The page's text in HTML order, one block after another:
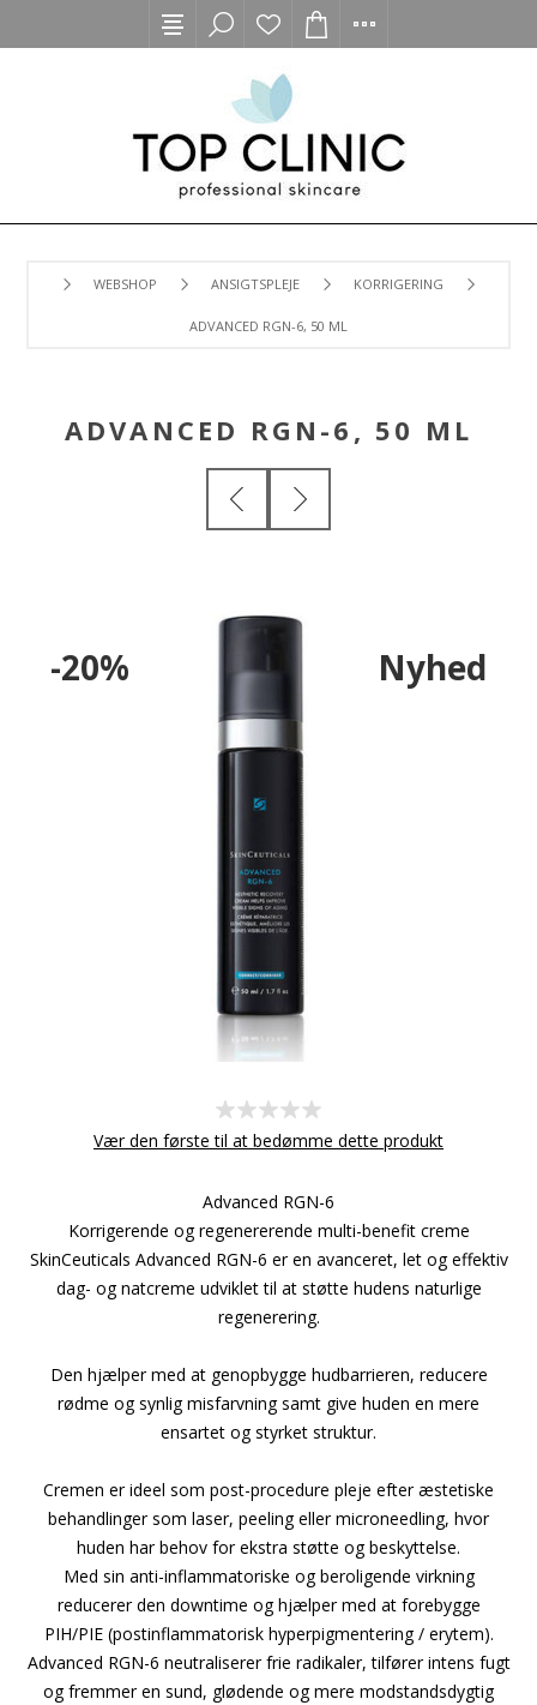
WEBSHOP ANSIGTSPLEJE KORRIGERING
ADVANCED RGN-6, 50 ML
ADVANCED RGN-6, 50 ML
-20% Nyhed
Vær den første til at bedømme dette produkt
Advanced RGN-6
Korrigerende og regenererende multi-benefit creme
SkinCeuticals Advanced RGN-6 er en avanceret, let og effektiv
dag- og natcreme udviklet til at støtte hudens naturlige
regenerering.
Den hjælper med at genopbygge hudbarrieren, reducere
rødme og synlig misfarvning samt give huden en mere
ensartet og styrket struktur.
Cremen er ideel som post-procedure pleje efter æstetiske
behandlinger som laser, peeling eller microneedling, hvor
huden har behov for ekstra støtte og beskyttelse.
Med sin anti-inflammatoriske og beroligende virkning
reducerer den downtime og hjælper med at forebygge
PIH/PIE (postinflammatorisk hyperpigmentering / erytem).
Advanced RGN-6 neutraliserer frie radikaler, tilfører intens fugt
og fremmer en sund, glødende og mere modstandsdygtig